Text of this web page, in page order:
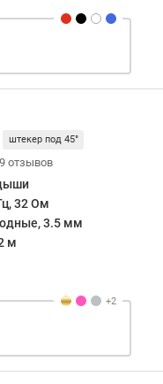
Это
штекер под 45°
9 отзывов
32 Ом
3.5 мм
м